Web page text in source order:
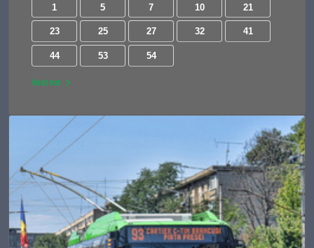
1 5 7 10 21
23 25 27 32 41
44 53 54
Vezi tot